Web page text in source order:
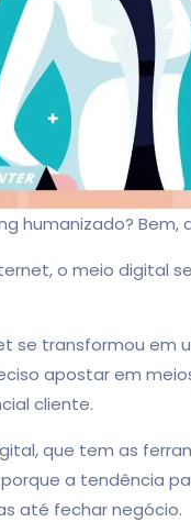
humanizado?
o meio digital
se transformou em
apostar em
cliente.
que tem as
porque a tendência
até fechar negócio.
Excelente
ótimo
na entrega
artes e
Instagram
feliz
Consulte